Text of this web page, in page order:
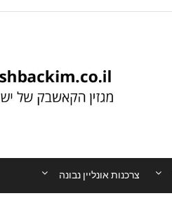
צרכנות אונליין נבונה